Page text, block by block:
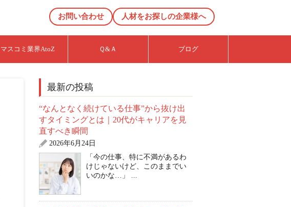
お問い合わせ 人材をお探しの企業様へ
マスコミ業界AtoZ Ｑ&Ａ ブログ
最新の投稿
“なんとなく続けている仕事”から抜け出
すタイミングとは｜20代がキャリアを見
直すべき瞬間
2026年6月24日
「今の仕事、特に不満があるわ
けじゃないけど、このままでい
いのかな…」 ...